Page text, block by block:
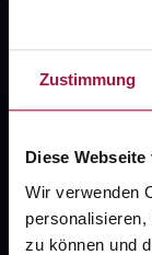
Zustimmung
Diese
Wir verwenden
zu können und
Datenschutz
Unsere